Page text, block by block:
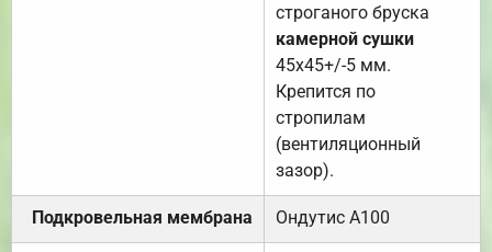
строганого бруска
камерной сушки
45х45+/-5 мм.
Крепится по
стропилам
(вентиляционный
зазор).
Подкровельная мембрана Ондутис А100